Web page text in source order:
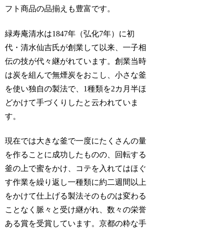
フト商品の品揃えも豊富です。
緑寿庵清水は1847年（弘化7年）に初
代・清水仙吉氏が創業して以来、一子相
伝の技が代々継がれています。創業当時
は炭を組んで無煙炭をおこし、小さな釜
を使い独自の製法で、1種類を2カ月半ほ
どかけて手づくりしたと云われていま
す。
現在では大きな釜で一度にたくさんの量
を作ることに成功したものの、回転する
釜の上で蜜をかけ、コテを入れてはほぐ
す作業を繰り返し一種類に約二週間以上
をかけて仕上げる製法そのものは変わる
ことなく脈々と受け継がれ、数々の栄誉
ある賞を受賞しています。京都の粋な手